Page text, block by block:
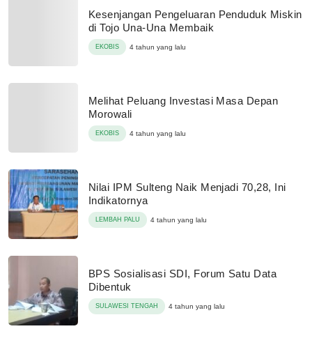
Kesenjangan Pengeluaran Penduduk Miskin
di Tojo Una-Una Membaik
EKOBIS 4 tahun yang lalu
Melihat Peluang Investasi Masa Depan
Morowali
EKOBIS 4 tahun yang lalu
Nilai IPM Sulteng Naik Menjadi 70,28, Ini
Indikatornya
LEMBAH PALU 4 tahun yang lalu
BPS Sosialisasi SDI, Forum Satu Data
Dibentuk
SULAWESI TENGAH 4 tahun yang lalu